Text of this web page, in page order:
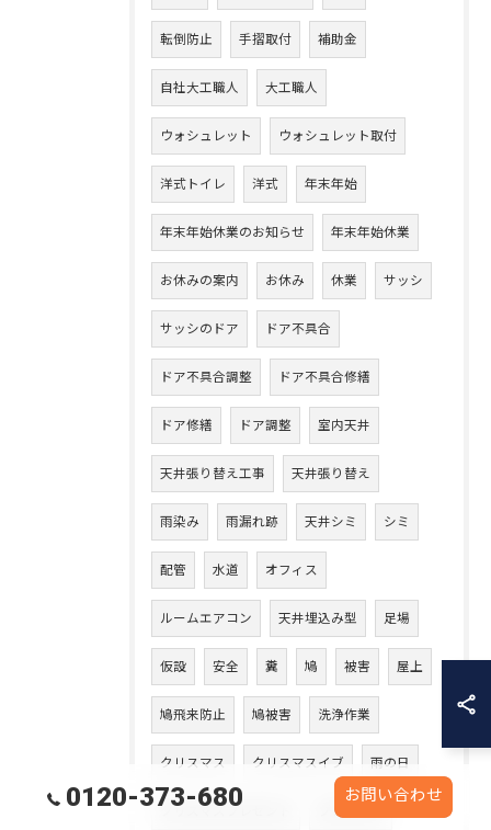
転倒防止 手摺取付 補助金
自社大工職人 大工職人
ウォシュレット ウォシュレット取付
洋式トイレ 洋式 年末年始
年末年始休業のお知らせ 年末年始休業
お休みの案内 お休み 休業 サッシ
サッシのドア ドア不具合
ドア不具合調整 ドア不具合修繕
ドア修繕 ドア調整 室内天井
天井張り替え工事 天井張り替え
雨染み 雨漏れ跡 天井シミ シミ
配管 水道 オフィス
ルームエアコン 天井埋込み型 足場
仮設 安全 糞 鳩 被害 屋上
鳩飛来防止 鳩被害 洗浄作業
クリスマス クリスマスイブ 雨の日
クリスマスプレゼント プレゼント
0120-373-680 お問い合わせ